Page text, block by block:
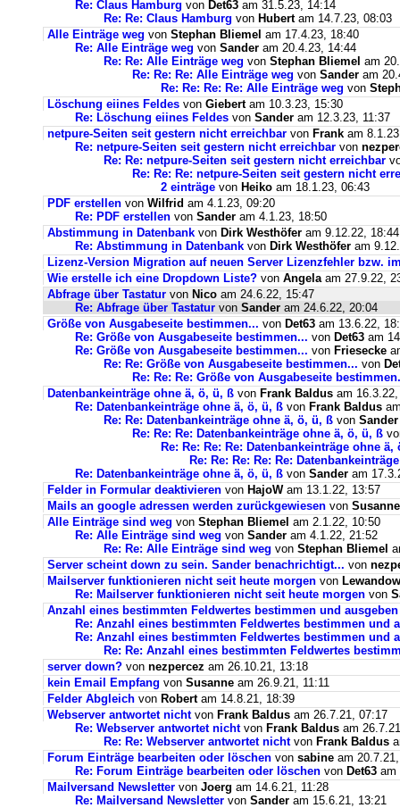
Re: Claus Hamburg von Det63 am 31.5.23, 14:14
Re: Re: Claus Hamburg von Hubertam 14.7.23, 08:03
Alle Einträge weg von Stephan Bliemel am 17.4.23, 18:40
Re: Alle Einträge weg von Sander am 20.4.23, 14:44
Re: Re: Alle Einträge weg von Stephan Bliemel am
Re: Re: Re: Alle Einträge weg von Sander am
Re: Re: Re: Re: Alle Einträge weg von
Löschung eiines Feldes von Giebertam 10.3.23, 15:30
Re: Löschung eiines Feldes von Sander am 12.3.23, 11:37
netpure-Seiten seit gestern nicht erreichbar von Frank am
Re: netpure-Seiten seit gestern nicht erreichbar von
Re: Re: netpure-Seiten seit gestern nicht erreichbar
Re: Re: Re: netpure-Seiten seit gestern nicht
2 einträge von Heiko am 18.1.23, 06:43
PDF erstellen von Wilfrid am 4.1.23, 09:20
Re: PDF erstellen von Sander am 4.1.23, 18:50
Abstimmung in Datenbank von Dirk Westhöfer am 9.12.22, 18:44
Re: Abstimmung in Datenbank von Dirk Westhöfer am
Lizenz-Version Migration auf neuen Server Lizenzfehler bzw.
Wie erstelle ich eine Dropdown Liste? von Angela am 27.9.22,
Abfrage über Tastatur von Nico am 24.6.22, 15:47
Re: Abfrage über Tastatur von Sander am 24.6.22, 20:04
Größe von Ausgabeseite bestimmen... von Det63 am 13.6.22,
Re: Größe von Ausgabeseite bestimmen... von Det63 am
Re: Größe von Ausgabeseite bestimmen... von Friesecke
Re: Re: Größe von Ausgabeseite bestimmen... von
Re: Re: Re: Größe von Ausgabeseite
Datenbankeinträge ohne ä, ö, ü, ß von Frank Baldus am
Re: Datenbankeinträge ohne ä, ö, ü, ß von Frank Baldus
Re: Re: Datenbankeinträge ohne ä, ö, ü, ß von Sander
Re: Re: Re: Datenbankeinträge ohne ä, ö, ü, ß
Re: Re: Re: Re: Datenbankeinträge ohne ä,
Re: Re: Re: Re: Re:
Re: Datenbankeinträge ohne ä, ö, ü, ß von Sander am
Felder in Formular deaktivieren von HajoWam 13.1.22, 13:57
Mails an google adressen werden zurückgewiesen von Susanne
Alle Einträge sind weg von Stephan Bliemel am 2.1.22, 10:50
Re: Alle Einträge sind weg von Sander am 4.1.22, 21:52
Re: Re: Alle Einträge sind weg von Stephan Bliemel
Server scheint down zu sein. Sander benachrichtigt... von
Mailserver funktionieren nicht seit heute morgen von
Re: Mailserver funktionieren nicht seit heute morgen von
Anzahl eines bestimmten Feldwertes bestimmen und ausgeben
Re: Anzahl eines bestimmten Feldwertes bestimmen und
Re: Anzahl eines bestimmten Feldwertes bestimmen und
Re: Re: Anzahl eines bestimmten Feldwertes
server down? von nezpercez am 26.10.21, 13:18
kein Email Empfang von Susanne am 26.9.21, 11:11
Felder Abgleich von Robertam 14.8.21, 18:39
Webserver antwortet nichtvon Frank Baldus am 26.7.21, 07:17
Re: Webserver antwortet nichtvon Frank Baldus am
Re: Re: Webserver antwortet nichtvon Frank Baldus
Forum Einträge bearbeiten oder löschen von sabine am
Re: Forum Einträge bearbeiten oder löschen von Det63 am
Mailversand Newsletter von Joerg am 14.6.21, 11:28
Re: Mailversand Newsletter von Sander am 15.6.21, 13:21